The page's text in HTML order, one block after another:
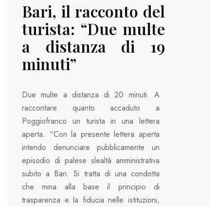
Bari, il racconto del
turista: “Due multe
a distanza di 19
minuti”
Due multe a distanza di 20 minuti. A
raccontare quanto accaduto a
Poggiofranco un turista in una lettera
aperta. “Con la presente lettera aperta
intendo denunciare pubblicamente un
episodio di palese slealtà amministrativa
subito a Bari. Si tratta di una condotta
che mina alla base il principio di
trasparenza e la fiducia nelle istituzioni,